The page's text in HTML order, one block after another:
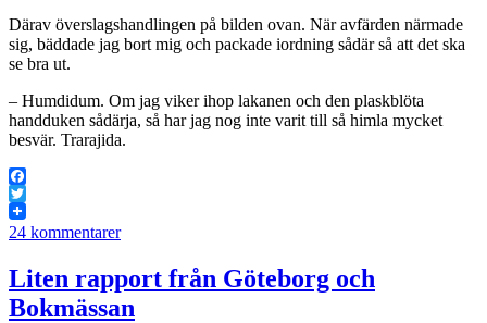
Därav överslagshandlingen på bilden ovan. När avfärden närmade
sig, bäddade jag bort mig och packade iordning sådär så att det ska
se bra ut.
– Humdidum. Om jag viker ihop lakanen och den plaskblöta
handduken sådärja, så har jag nog inte varit till så himla mycket
besvär. Trarajida.
Facebook
Twitter
24 kommentarer
Liten rapport från Göteborg och
Bokmässan